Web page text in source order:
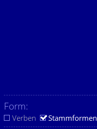
Form:
Verben Stammformen